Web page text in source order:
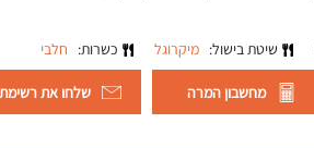
שיטת בישול: מיקרוגל כשרות: חלבי
מחשבון המרה שלחו את